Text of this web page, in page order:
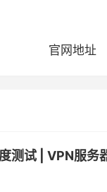
官网地址
测试 | VPN服务